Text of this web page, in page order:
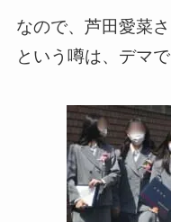
なので、芦田愛菜
という噂は、デマ